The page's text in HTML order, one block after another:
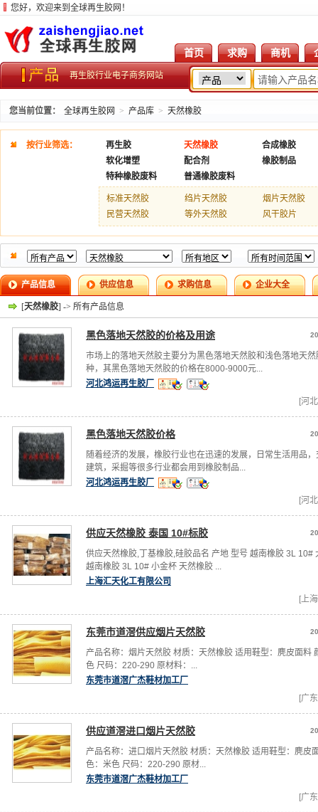
您好，欢迎来到全球再生胶网！
首页 求购 商机
再生胶行业电子商务网站
您当前位置： 全球再生胶网 > 产品库 > 天然橡胶
按行业筛选： 再生胶 天然橡胶
合成橡胶
软化增塑
配合剂
橡胶制品
特种橡胶废料
普通橡胶废料
标准天然胶 绉片天然胶
烟片天然胶
民营天然胶
等外天然胶 风干胶片
产品信息 供应信息 求购信息 企业大全
[天然橡胶] -> 所有产品信息
黑色落地天然胶的价格及用途
市场上的落地天然胶主要分为黑色落地天然胶和浅色落地天然
种，其黑色落地天然胶的价格在8000-9000元...
河北鸿运再生胶厂
[河
黑色落地天然胶价格
随着经济的发展，橡胶行业也在迅速的发展，日常生活用品，
建筑，采掘等很多行业都会用到橡胶制品...
河北鸿运再生胶厂
[河
供应天然橡胶 泰国 10#标胶
供应天然橡胶,丁基橡胶,硅胶品名 产地 型号 越南橡胶 3L 10#
越南橡胶 3L 10# 小金杯 天然橡胶 ...
上海汇天化工有限公司
[上
东莞市道滘供应烟片天然胶
产品名称：烟片天然胶 材质：天然橡胶 适用鞋型：麂皮面料
色 尺码：220-290 原材料：...
东莞市道滘广杰鞋材加工厂
[广
供应道滘进口烟片天然胶
产品名称：进口烟片天然胶 材质：天然橡胶 适用鞋型：麂皮
色：米色 尺码：220-290 原材...
东莞市道滘广杰鞋材加工厂
[广